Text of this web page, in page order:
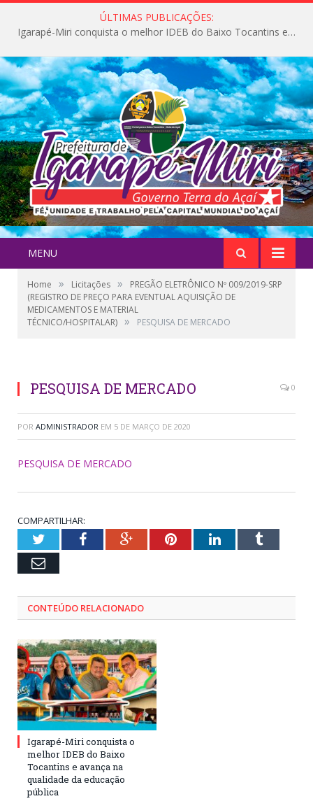
ÚLTIMAS PUBLICAÇÕES:
Igarapé-Miri conquista o melhor IDEB do Baixo Tocantins e avança na qualidade da educação pública
MENU
Home » Licitações »
PREGÃO ELETRÔNICO Nº 009/2019-SRP
(REGISTRO DE PREÇO PARA EVENTUAL AQUISIÇÃO DE
MEDICAMENTOS E MATERIAL
TÉCNICO/HOSPITALAR) » PESQUISA DE MERCADO
PESQUISA DE MERCADO 0
POR ADMINISTRADOR EM 5 DE MARÇO DE 2020
PESQUISA DE MERCADO
COMPARTILHAR:
TwitterFacebookGoogle+PinterestLinkedInTumblr
Email
CONTEÚDO RELACIONADO
Igarapé-Miri conquista o
melhor IDEB do Baixo
Tocantins e avança na
qualidade da educação
pública